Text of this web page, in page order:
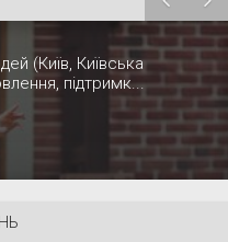
(Київ, Київська
підтримк...